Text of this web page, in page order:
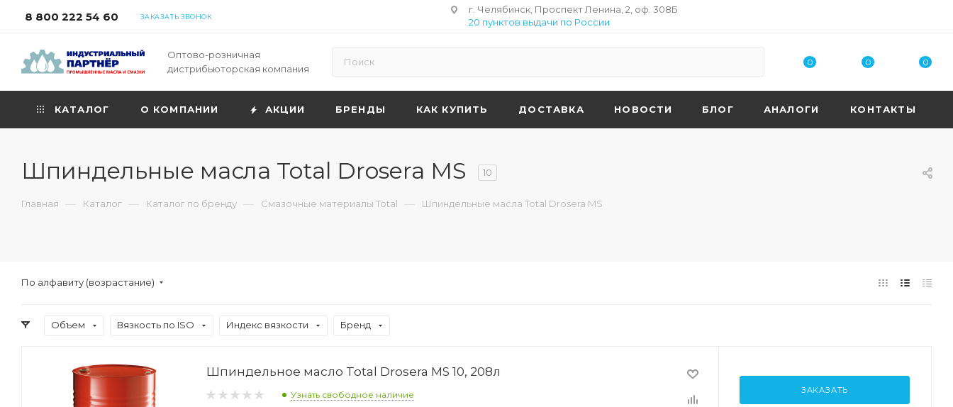
8 800 222 54 60 ЗАКАЗАТЬ ЗВОНОК
г. Челябинск, Проспект Ленина, 2, оф. 308Б
20 пунктов выдачи по России
Оптово-розничная
дистрибьюторская компания
0 0 0
КАТАЛОГ О КОМПАНИИ АКЦИИ БРЕНДЫ КАК КУПИТЬ ДОСТАВКА НОВОСТИ БЛОГ АНАЛОГИ КОНТАКТЫ
Шпиндельные масла Total Drosera MS 10
Главная — Каталог — Каталог по бренду — Смазочные материалы Total — Шпиндельные масла Total Drosera MS
По алфавиту (возрастание)
Объем Вязкость по ISO Индекс вязкости Бренд
Шпиндельное масло Total Drosera MS 10, 208л
Узнать свободное наличие ЗАКАЗАТЬ